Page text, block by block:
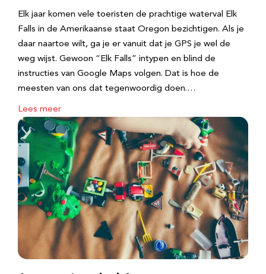
Elk jaar komen vele toeristen de prachtige waterval Elk
Falls in de Amerikaanse staat Oregon bezichtigen. Als je
daar naartoe wilt, ga je er vanuit dat je GPS je wel de
weg wijst. Gewoon “Elk Falls” intypen en blind de
instructies van Google Maps volgen. Dat is hoe de
meesten van ons dat tegenwoordig doen.…
Lees meer